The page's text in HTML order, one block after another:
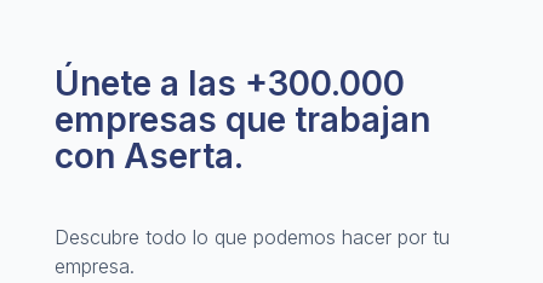
Únete a las +300.000
empresas que trabajan
con Aserta.
Descubre todo lo que podemos hacer por tu
empresa.